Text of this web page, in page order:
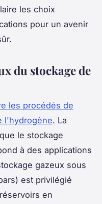
les choix
pour un avenir
du stockage de
les procédés de
l'hydrogène. La
le stockage
à des applications
gazeux sous
est privilégié
en